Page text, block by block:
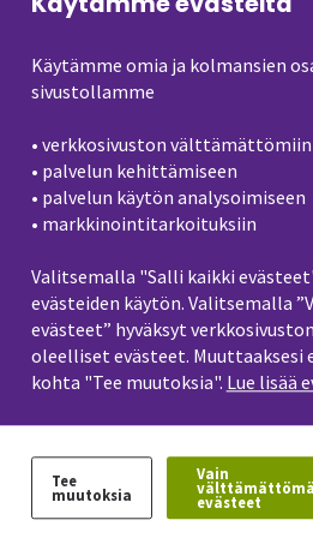
Varmimmin sähköpostitse
puh. 040 680 7272
Ravintola Prikan
Frami E, Kampusranta 11
60320 Seinäjoki
Postiosoite
Opetusravintola Prikka
Seinäjoen ammattikorkeakoulu
PL 412
60101 Seinäjoki
Jaa:
Käytämme omia ja kolmansien
sivustollamme
• verkkosivuston
• palvelun kehittämiseen
• palvelun käytön analysoimiseen
• markkinointitarkoituksiin
Valitsemalla "Salli kaikki
evästeiden käytön. Valitsemalla
evästeet” hyväksyt
oleelliset evästeet. Muuttaaksesi
kohta "Tee muutoksia". Lue lisää
Tee
muutoksia
Vain
evästeet